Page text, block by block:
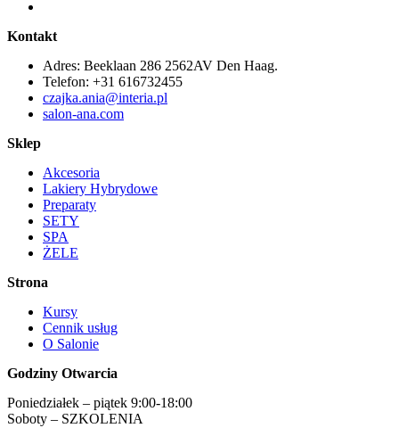
Kontakt
Adres: Beeklaan 286 2562AV Den Haag.
Telefon: +31 616732455
czajka.ania@interia.pl
salon-ana.com
Sklep
Akcesoria
Lakiery Hybrydowe
Preparaty
SETY
SPA
ŻELE
Strona
Kursy
Cennik usług
O Salonie
Godziny Otwarcia
Poniedziałek – piątek 9:00-18:00
Soboty – SZKOLENIA